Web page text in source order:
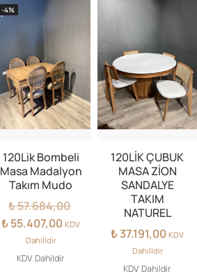
-4%
120Lik Bombeli
Masa Madalyon
Takım Mudo
₺57.684,00
fiyat:
₺ 57.684,00.
₺55.407,00Şu
₺ 55.407,00.
KDV
Dahilldir
KDV Dahildir
120LİK ÇUBUK
MASA ZİON
SANDALYE
TAKIM
NATUREL
₺37.191,00 KDV
Dahilldir
KDV Dahildir